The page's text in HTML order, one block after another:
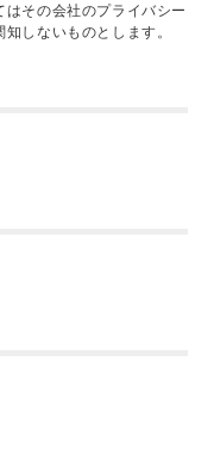
その会社のプライバシー
しないものとします。